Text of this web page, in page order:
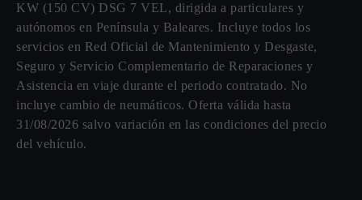
KW (150 CV) DSG 7 VEL, dirigida a particulares y
autónomos en Península y Baleares. Incluye todos los
servicios en Red Oficial de Mantenimiento y Desgaste,
Seguro y Servicio Complementario de Reparaciones y
Asistencia en viaje durante el periodo contratado. No
incluye cambio de neumáticos. Oferta válida hasta
31/08/2026 salvo variación en las condiciones del precio
del vehículo.